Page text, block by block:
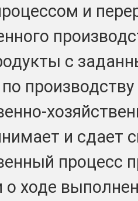
и
с
производству
и сдает
процесс
ходе